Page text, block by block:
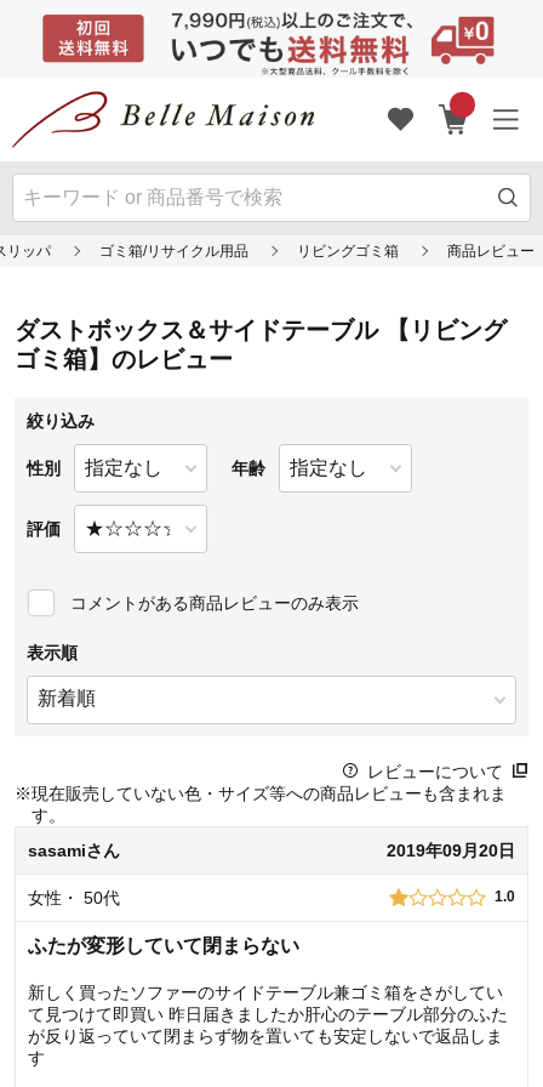
ダストボックス＆サイドテーブル 【リビング
ゴミ箱】のレビュー
絞り込み
性別 年齢
評価
コメントがある商品レビューのみ表示
表示順
レビューについて
※現在販売していない色・サイズ等への商品レビューも含まれま
す。
sasamiさん 2019年09月20日
女性 ・ 50代 1.0
ふたが変形していて閉まらない
新しく買ったソファーのサイドテーブル兼ゴミ箱をさがしてい
て見つけて即買い 昨日届きましたか肝心のテーブル部分のふた
が反り返っていて閉まらず物を置いても安定しないで返品しま
す